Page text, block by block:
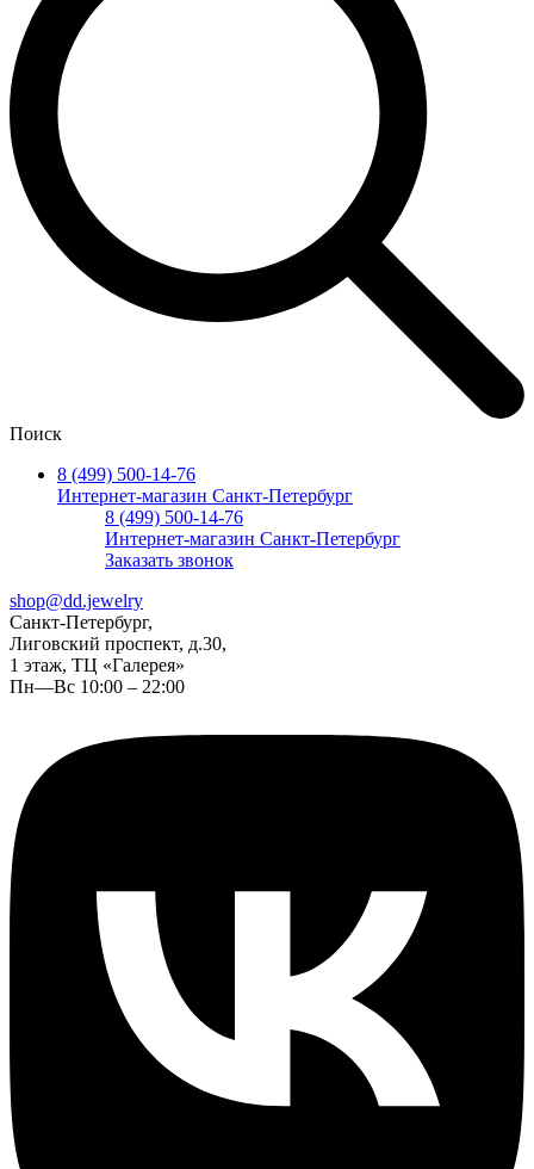
Поиск
8 (499) 500-14-76
Интернет-магазин Санкт-Петербург
8 (499) 500-14-76
Интернет-магазин Санкт-Петербург
Заказать звонок
shop@dd.jewelry
Санкт-Петербург,
Лиговский проспект, д.30,
1 этаж, ТЦ «Галерея»
Пн—Вс 10:00 – 22:00